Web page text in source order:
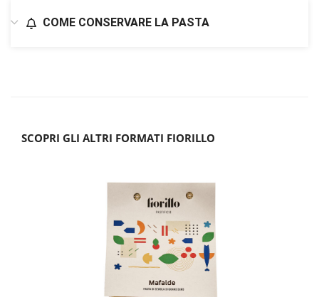
COME CONSERVARE LA PASTA
SCOPRI GLI ALTRI FORMATI FIORILLO